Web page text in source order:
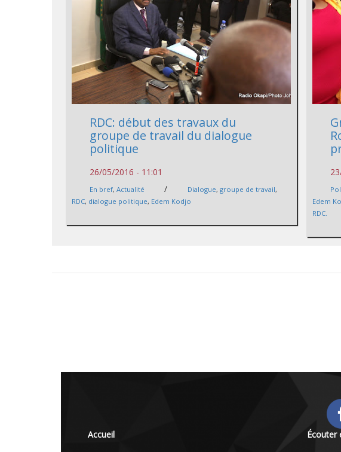
RDC: début des travaux du
groupe de travail du dialogue
politique
26/05/2016 - 11:01
En bref,Actualité / Dialogue,groupe de travail,
RDC, dialogue politique, Edem Kodjo
Edem
RDC.
Accueil Écouter